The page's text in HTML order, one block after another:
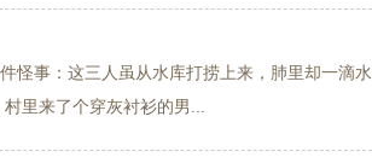
怪事：这三人虽从水库打捞上来，肺里却一滴水
里来了个穿灰衬衫的男...